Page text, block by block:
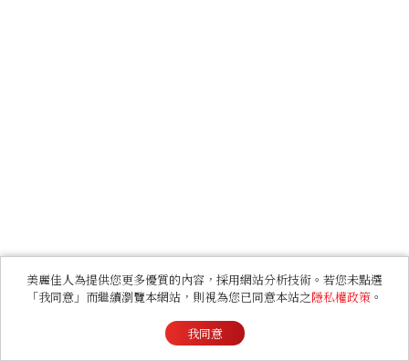
美麗佳人為提供您更多優質的內容，採用網站分析技術。若您未點選
「我同意」而繼續瀏覽本網站，則視為您已同意本站之隱私權政策 。
我同意